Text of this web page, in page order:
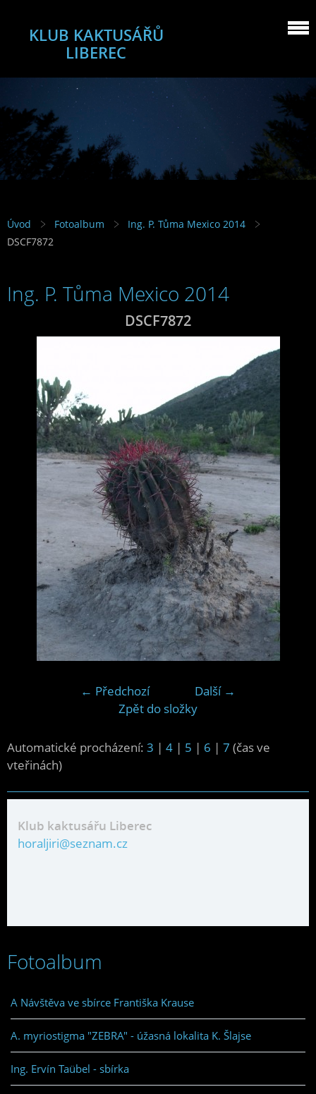
KLUB KAKTUSÁŘŮ
LIBEREC
Úvod Fotoalbum
Ing. P. Tůma Mexico 2014
DSCF7872
Ing. P. Tůma Mexico 2014
DSCF7872
← Předchozí
Další →
Zpět do složky
Automatické procházení: 3 | 4 | 5 | 6 | 7 (čas ve
vteřinách)
Klub kaktusářu Liberec
horaljiri@seznam.cz
Fotoalbum
A Návštěva ve sbírce Františka Krause
A. myriostigma "ZEBRA" - úžasná lokalita K. Šlajse
Ing. Ervín Taübel - sbírka